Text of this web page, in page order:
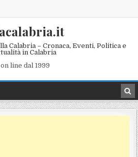
Calabria – Cronaca, Eventi, Politica e
in Calabria
on line dal 1999